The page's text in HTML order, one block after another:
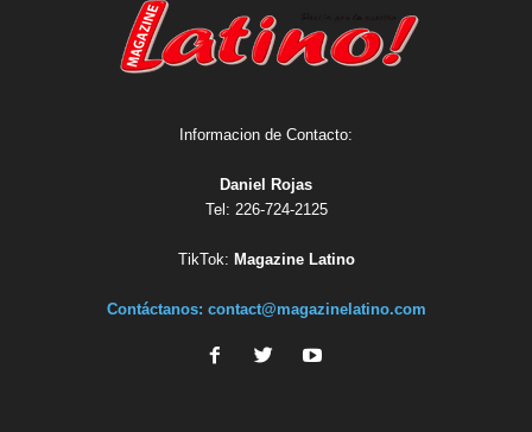
Informacion de Contacto:
Daniel Rojas
Tel: 226-724-2125
TikTok: Magazine Latino
Contáctanos: contact@magazinelatino.com